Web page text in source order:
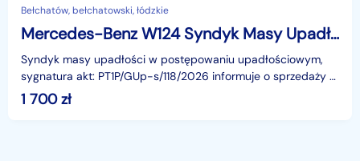
Bełchatów, bełchatowski, łódzkie
Mercedes-Benz W124 Syndyk Masy Upadłości sprzeda samochód
Syndyk masy upadłości w postępowaniu upadłościowym,
sygnatura akt: PT1P/GUp-s/118/2026 informuje o sprzedaży z
wolnej ręki wchodzącego w skład masy upadłości sa
1 700zł